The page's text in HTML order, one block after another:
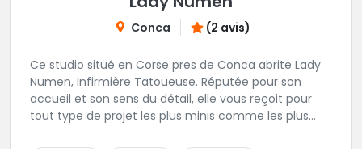
Conca (2 avis)
Ce studio situé en Corse pres de Conca abrite Lady
Numen, Infirmière Tatoueuse. Réputée pour son
accueil et son sens du détail, elle vous reçoit pour
tout type de projet les plus minis comme les plus